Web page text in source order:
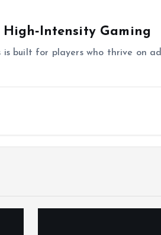
Gaming
built for players who thrive on